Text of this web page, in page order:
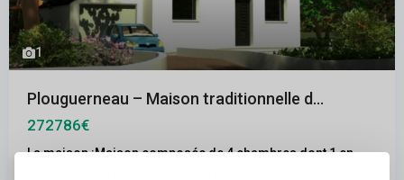
1
Plouguerneau – Maison traditionnelle d...
272786€
La maison :Maison composée de 4 chambres dont 1 en